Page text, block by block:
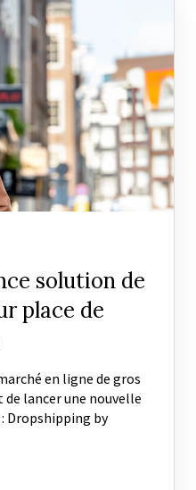
solution de
place de
en ligne de gros
lancer une nouvelle
Dropshipping by